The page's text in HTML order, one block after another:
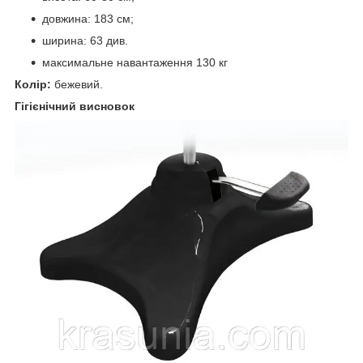
довжина: 183 см;
ширина: 63 див.
максимальне навантаження 130 кг
Колір: бежевий.
Гігієнічний висновок